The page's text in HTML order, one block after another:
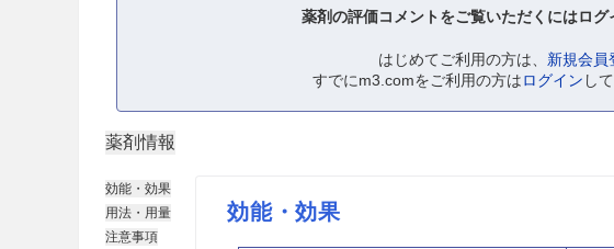
薬剤の評価コメントをご覧いただくにはログ
はじめてご利用の方は、 新規会員
すでにm3.comをご利用の方はログイン し
薬剤情報
効能・効果
用法・用量
注意事項
効能・効果